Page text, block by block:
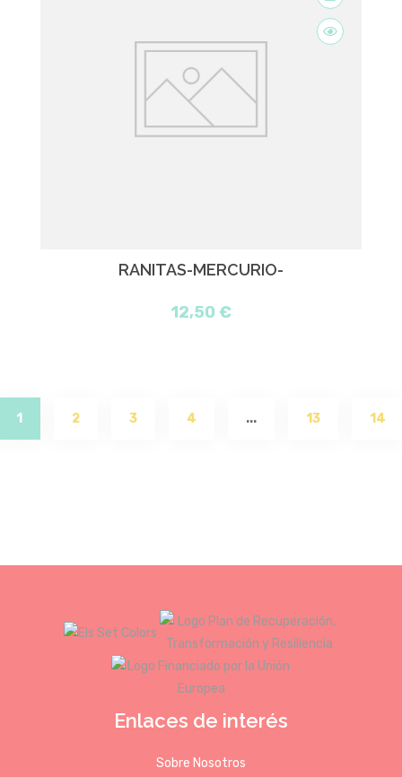
RANITAS-MERCURIO-
12,50 €
1(current)
2 3 4 ... 13 14
Enlaces de interés
Sobre Nosotros